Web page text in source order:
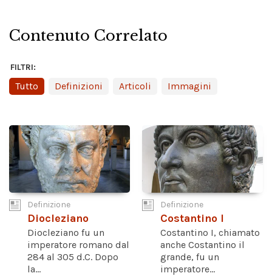
Contenuto Correlato
FILTRI:
Tutto Definizioni Articoli Immagini
Definizione
Diocleziano
Diocleziano fu un
imperatore romano dal
284 al 305 d.C. Dopo
la...
Definizione
Costantino I
Costantino I, chiamato
anche Costantino il
grande, fu un
imperatore...